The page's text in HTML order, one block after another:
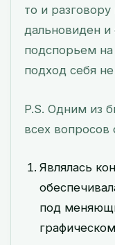
то и
дальновиден и
подспорьем
подход себя
P.S. Одним из
всех
Являлась
под